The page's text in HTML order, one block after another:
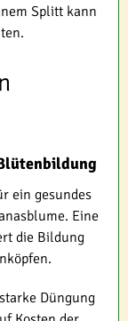
Splitt kann
ein gesundes
Eine
die Bildung
Düngung